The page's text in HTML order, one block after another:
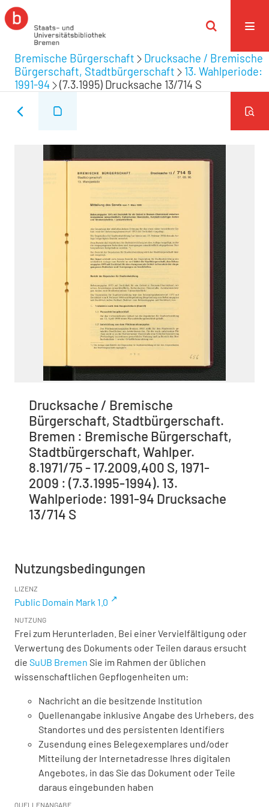
Bremische Bürgerschaft
Drucksache / Bremische
Bürgerschaft, Stadtbürgerschaft
13. Wahlperiode:
1991-94
(7.3.1995) Drucksache 13/714 S
Drucksache / Bremische
Bürgerschaft, Stadtbürgerschaft.
Bremen : Bremische Bürgerschaft,
Stadtbürgerschaft, Wahlper.
8.1971/75 - 17.2009,400 S, 1971-
2009 : (7.3.1995-1994). 13.
Wahlperiode: 1991-94 Drucksache
13/714 S
Nutzungsbedingungen
LIZENZ
Public Domain Mark 1.0
NUTZUNG
Frei zum Herunterladen. Bei einer Vervielfältigung oder
Verwertung des Dokuments oder Teilen daraus ersucht
die SuUB Bremen Sie im Rahmen der üblichen
wissenschaftlichen Gepflogenheiten um:
Nachricht an die besitzende Institution
Quellenangabe inklusive Angabe des Urhebers, des
Standortes und des persistenten Identifiers
Zusendung eines Belegexemplares und/oder
Mitteilung der Internetadresse Ihres digitalen
Angebotes, in das Sie das Dokument oder Teile
daraus eingebunden haben
QUELLENANGABE